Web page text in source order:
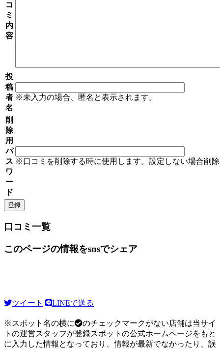
コ
ミ
内
容
投
稿
者
名
※未入力の場合、匿名と表示されます。
削
除
用
パ
ス
ワ
ー
ド
※口コミを削除する時に使用します。設定しない場合削
口コミ一覧
このページの情報をsnsでシェア
ツイート LINEで送る
※スポット名の横に
のチェックマークがない店舗は当サイ
トの運営スタッフが登録スポットの公式ホームページをもと
に入力した情報となっており、情報が最新でなかったり、誤